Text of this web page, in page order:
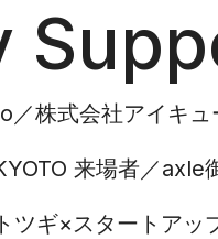
株式会社アイキ
来場者 axle
ツギ×スタートアッ